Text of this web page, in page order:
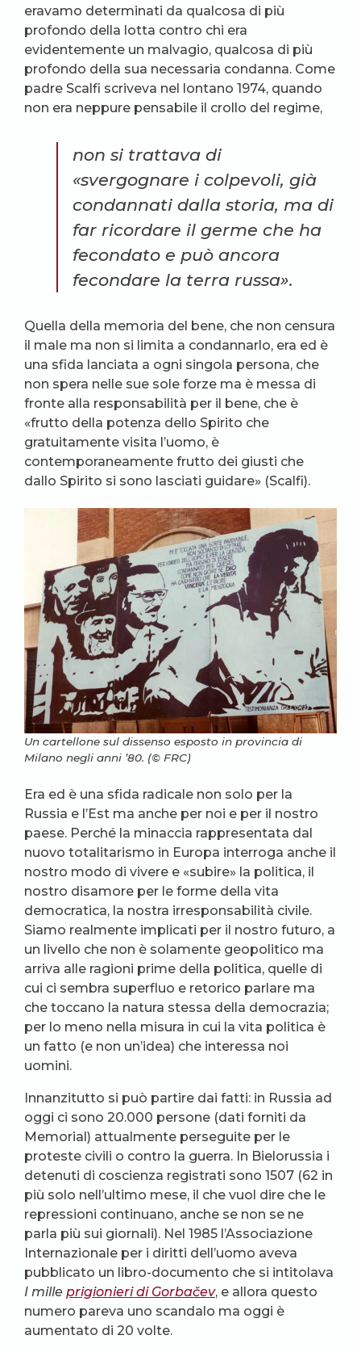
eravamo determinati da qualcosa di più
profondo della lotta contro chi era
evidentemente un malvagio, qualcosa di più
profondo della sua necessaria condanna. Come
padre Scalfi scriveva nel lontano 1974, quando
non era neppure pensabile il crollo del regime,
non si trattava di
«svergognare i colpevoli, già
condannati dalla storia, ma di
far ricordare il germe che ha
fecondato e può ancora
fecondare la terra russa».
Quella della memoria del bene, che non censura
il male ma non si limita a condannarlo, era ed è
una sfida lanciata a ogni singola persona, che
non spera nelle sue sole forze ma è messa di
fronte alla responsabilità per il bene, che è
«frutto della potenza dello Spirito che
gratuitamente visita l’uomo, è
contemporaneamente frutto dei giusti che
dallo Spirito si sono lasciati guidare» (Scalfi).
Un cartellone sul dissenso esposto in provincia di
Milano negli anni ’80. (© FRC)
Era ed è una sfida radicale non solo per la
Russia e l’Est ma anche per noi e per il nostro
paese. Perché la minaccia rappresentata dal
nuovo totalitarismo in Europa interroga anche il
nostro modo di vivere e «subire» la politica, il
nostro disamore per le forme della vita
democratica, la nostra irresponsabilità civile.
Siamo realmente implicati per il nostro futuro, a
un livello che non è solamente geopolitico ma
arriva alle ragioni prime della politica, quelle di
cui ci sembra superfluo e retorico parlare ma
che toccano la natura stessa della democrazia;
per lo meno nella misura in cui la vita politica è
un fatto (e non un’idea) che interessa noi
uomini.
Innanzitutto si può partire dai fatti: in Russia ad
oggi ci sono 20.000 persone (dati forniti da
Memorial) attualmente perseguite per le
proteste civili o contro la guerra. In Bielorussia i
detenuti di coscienza registrati sono 1507 (62 in
più solo nell’ultimo mese, il che vuol dire che le
repressioni continuano, anche se non se ne
parla più sui giornali). Nel 1985 l’Associazione
Internazionale per i diritti dell’uomo aveva
pubblicato un libro-documento che si intitolava
I mille prigionieri di Gorbačev, e allora questo
numero pareva uno scandalo ma oggi è
aumentato di 20 volte.